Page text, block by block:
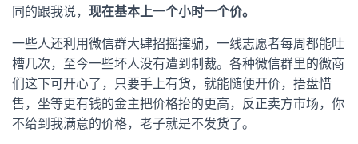
同的跟我说， 现在基本上一个小时一个价。
一些人还利用微信群大肆招摇撞骗，一线志愿者每周都能吐
槽几次，至今一些坏人没有遭到制裁。各种微信群里的微商
们这下可开心了，只要手上有货，就能随便开价，捂盘惜
售，坐等更有钱的金主把价格抬的更高，反正卖方市场，你
不给到我满意的价格，老子就是不发货了。